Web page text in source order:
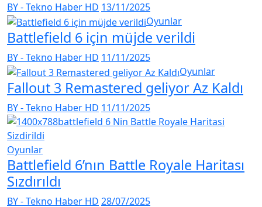
BY - Tekno Haber HD 13/11/2025
Oyunlar
Battlefield 6 için müjde verildi
BY - Tekno Haber HD 11/11/2025
Oyunlar
Fallout 3 Remastered geliyor Az Kaldı
BY - Tekno Haber HD 11/11/2025
Oyunlar
Battlefield 6’nın Battle Royale Haritası
Sızdırıldı
BY - Tekno Haber HD 28/07/2025